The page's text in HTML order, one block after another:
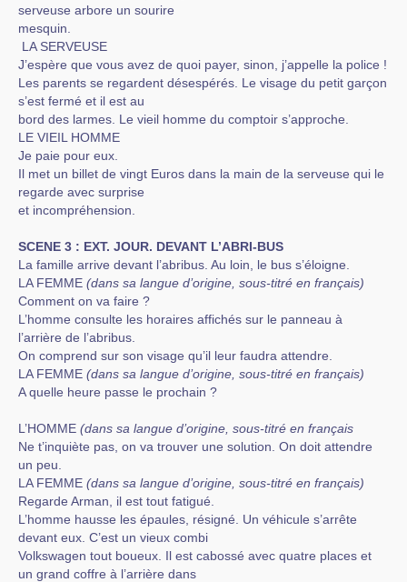
serveuse arbore un sourire
mesquin.
LA SERVEUSE
J’espère que vous avez de quoi payer, sinon, j’appelle la police !
Les parents se regardent désespérés. Le visage du petit garçon
s’est fermé et il est au
bord des larmes. Le vieil homme du comptoir s’approche.
LE VIEIL HOMME
Je paie pour eux.
Il met un billet de vingt Euros dans la main de la serveuse qui le
regarde avec surprise
et incompréhension.
SCENE 3 : EXT. JOUR. DEVANT L’ABRI-BUS
La famille arrive devant l’abribus. Au loin, le bus s’éloigne.
LA FEMME (dans sa langue d’origine, sous-titré en français)
Comment on va faire ?
L’homme consulte les horaires affichés sur le panneau à
l’arrière de l’abribus.
On comprend sur son visage qu’il leur faudra attendre.
LA FEMME (dans sa langue d’origine, sous-titré en français)
A quelle heure passe le prochain ?
L’HOMME (dans sa langue d’origine, sous-titré en français
Ne t’inquiète pas, on va trouver une solution. On doit attendre
un peu.
LA FEMME (dans sa langue d’origine, sous-titré en français)
Regarde Arman, il est tout fatigué.
L’homme hausse les épaules, résigné. Un véhicule s’arrête
devant eux. C’est un vieux combi
Volkswagen tout boueux. Il est cabossé avec quatre places et
un grand coffre à l’arrière dans